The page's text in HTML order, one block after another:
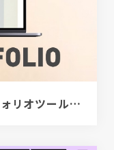
[PR]クリエイター向けポートフォリオツール｜BRIK PORTFOLIO